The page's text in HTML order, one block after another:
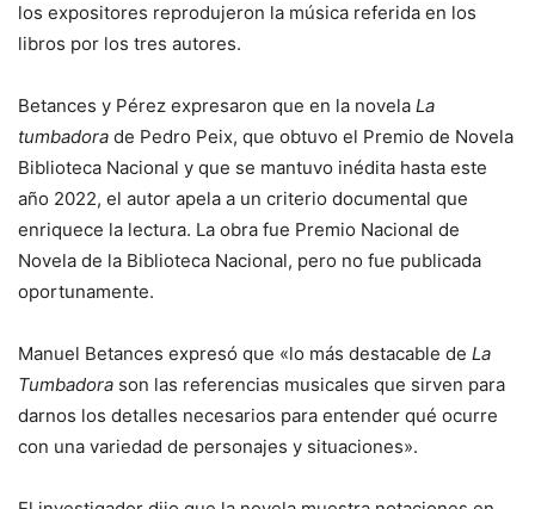
los expositores reprodujeron la música referida en los
libros por los tres autores.
Betances y Pérez expresaron que en la novela La
tumbadora de Pedro Peix, que obtuvo el Premio de Novela
Biblioteca Nacional y que se mantuvo inédita hasta este
año 2022, el autor apela a un criterio documental que
enriquece la lectura. La obra fue Premio Nacional de
Novela de la Biblioteca Nacional, pero no fue publicada
oportunamente.
Manuel Betances expresó que «lo más destacable de La
Tumbadora son las referencias musicales que sirven para
darnos los detalles necesarios para entender qué ocurre
con una variedad de personajes y situaciones».